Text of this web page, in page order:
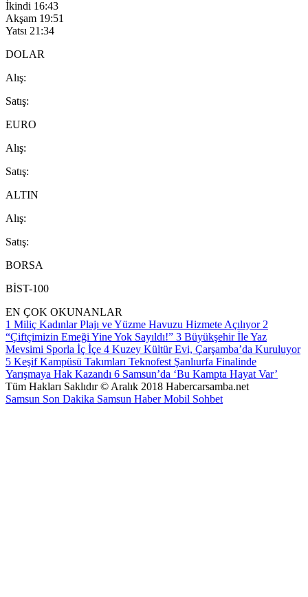
İkindi 16:43
Akşam 19:51
Yatsı 21:34
DOLAR
Alış:
Satış:
EURO
Alış:
Satış:
ALTIN
Alış:
Satış:
BORSA
BİST-100
EN ÇOK OKUNANLAR
1 Miliç Kadınlar Plajı ve Yüzme Havuzu Hizmete Açılıyor 2
“Çiftçimizin Emeği Yine Yok Sayıldı!” 3 Büyükşehir İle Yaz
Mevsimi Sporla İç İçe 4 Kuzey Kültür Evi, Çarşamba’da Kuruluyor
5 Keşif Kampüsü Takımları Teknofest Şanlıurfa Finalinde
Yarışmaya Hak Kazandı 6 Samsun’da ‘Bu Kampta Hayat Var’
Tüm Hakları Saklıdır © Aralık 2018 Habercarsamba.net
Samsun Son Dakika Samsun HaberMobil Sohbet